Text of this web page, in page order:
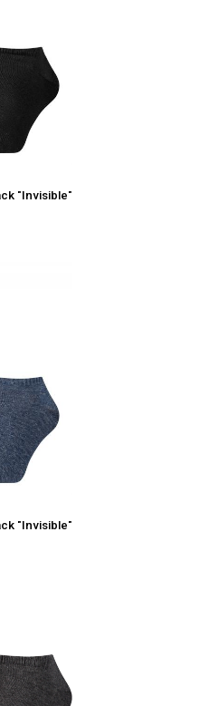
"Invisible"
"Invisible"